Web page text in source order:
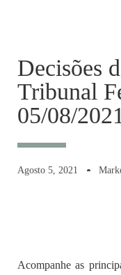
Decisões
Tribunal
05/08/2021
Agosto 5, 2021
Acompanhe as